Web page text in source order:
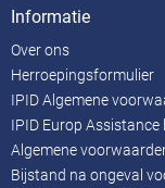
Informatie
Over ons
Herroepingsformulier
IPID Algemene
IPID Europ
Algemene
Bijstand na ongeval